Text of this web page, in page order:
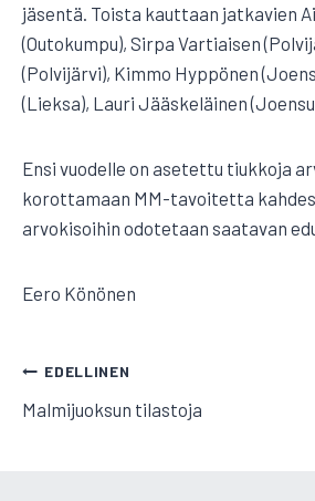
jäsentä. Toista kauttaan jatkavien
(Outokumpu), Sirpa Vartiaisen
(Polvijärvi), Kimmo Hyppönen
(Lieksa), Lauri Jääskeläinen
Ensi vuodelle on asetettu tiukkoja
korottamaan MM-tavoitetta
arvokisoihin odotetaan saatavan
Eero Könönen
ARTIKKELIEN
SELAUS
EDELLINEN
Malmijuoksun tilastoja